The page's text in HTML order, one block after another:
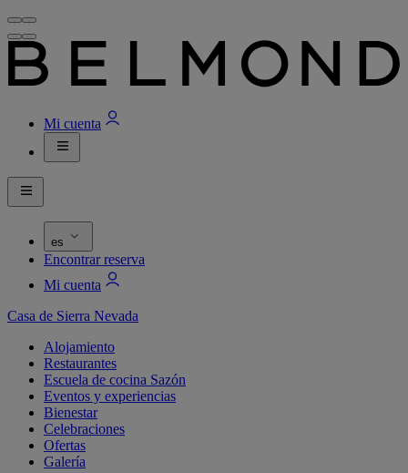
Mi cuenta
es
Encontrar reserva
Mi cuenta
Casa de Sierra Nevada
Alojamiento
Restaurantes
Escuela de cocina Sazón
Eventos y experiencias
Bienestar
Celebraciones
Ofertas
Galería